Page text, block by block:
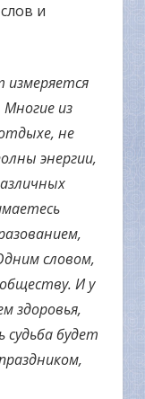
и
измеряется
из
не
энергии,
словом,
И у
здоровья,
судьба будет